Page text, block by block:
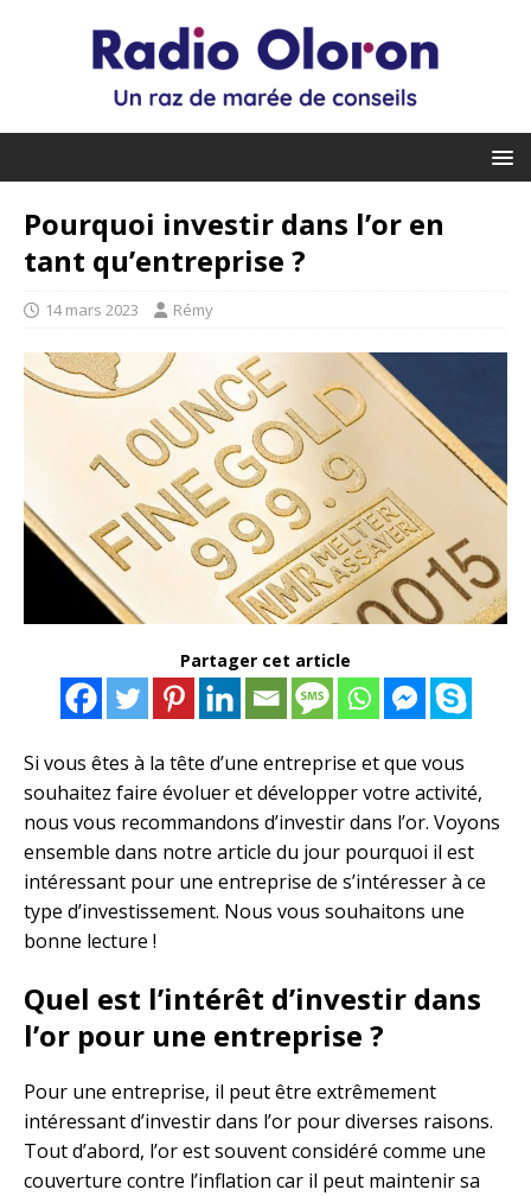
Pourquoi investir dans l’or en
tant qu’entreprise ?
14 mars 2023 Rémy
Partager cet article
Si vous êtes à la tête d’une entreprise et que vous
souhaitez faire évoluer et développer votre activité,
nous vous recommandons d’investir dans l’or. Voyons
ensemble dans notre article du jour pourquoi il est
intéressant pour une entreprise de s’intéresser à ce
type d’investissement. Nous vous souhaitons une
bonne lecture !
Quel est l’intérêt d’investir dans
l’or pour une entreprise ?
Pour une entreprise, il peut être extrêmement
intéressant d’investir dans l’or pour diverses raisons.
Tout d’abord, l’or est souvent considéré comme une
couverture contre l’inflation car il peut maintenir sa